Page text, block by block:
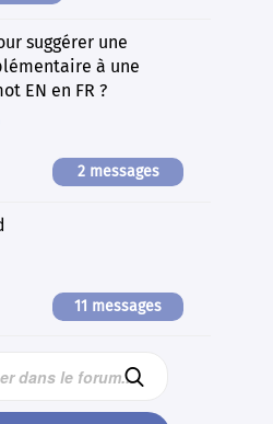
suggérer une
à une
EN en FR ?
2 messages
11 messages
